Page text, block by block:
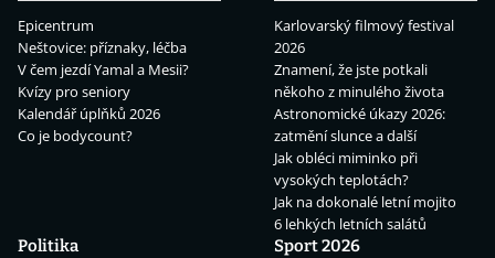
Epicentrum
Neštovice: příznaky, léčba
V čem jezdí Yamal a Mesii?
Kvízy pro seniory
Kalendář úplňků 2026
Co je bodycount?
Karlovarský filmový festival
2026
Znamení, že jste potkali
někoho z minulého života
Astronomické úkazy 2026:
zatmění slunce a další
Jak obléci miminko při
vysokých teplotách?
Jak na dokonalé letní mojito
6 lehkých letních salátů
Politika
Sport 2026